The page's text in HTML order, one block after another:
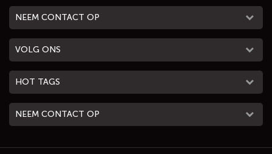
NEEM CONTACT OP
VOLG ONS
HOT TAGS
NEEM CONTACT OP